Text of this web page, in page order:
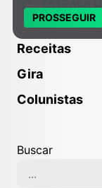
Receitas
Gira
Colunistas
Buscar
PROSSEGUIR